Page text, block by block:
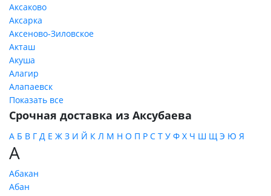
Аксаково
Аксарка
Аксеново-Зиловское
Акташ
Акуша
Алагир
Алапаевск
Показать все
Срочная доставка из Аксубаева
А Б В Г Д Е Ж З И Й К Л М Н О П Р С Т У Ф Х Ч Ш Щ Э Ю Я
А
Абакан
Абан